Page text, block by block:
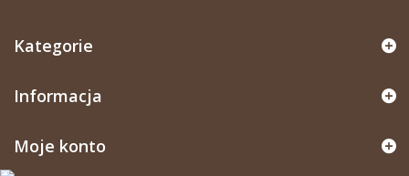
Kategorie
Informacja
Moje konto